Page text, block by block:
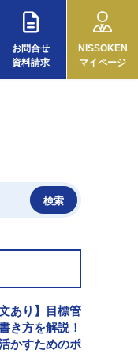
』
プ
お問合せ
資料請求
NISSOKEN
マイページ
あり】目標管
き方を解説！
かすためのポ